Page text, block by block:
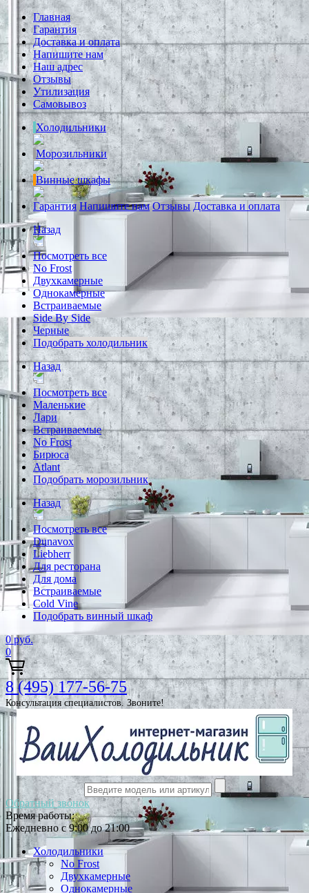
Главная
Гарантия
Доставка и оплата
Напишите нам
Наш адрес
Отзывы
Утилизация
Самовывоз
Холодильники
Морозильники
Винные шкафы
Гарантия Напишите нам Отзывы Доставка и оплата
Назад
Посмотреть все
No Frost
Двухкамерные
Однокамерные
Встраиваемые
Side By Side
Черные
Подобрать холодильник
Назад
Посмотреть все
Маленькие
Лари
Встраиваемые
No Frost
Бирюса
Atlant
Подобрать морозильник
Назад
Посмотреть все
Dunavox
Liebherr
Для ресторана
Для дома
Встраиваемые
Cold Vine
Подобрать винный шкаф
0 руб.
0
8 (495) 177-56-75
Консультация специалистов. Звоните!
Обратный звонок
Время работы:
Ежедневно с 9:00 до 21:00
Холодильники
No Frost
Двухкамерные
Однокамерные